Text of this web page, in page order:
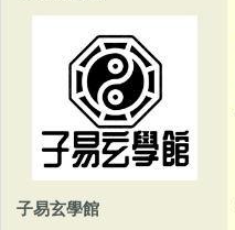
子易玄學館